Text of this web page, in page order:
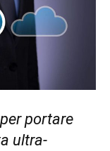
portare
ultra-